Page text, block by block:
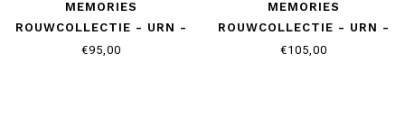
MEMORIES
ROUWCOLLECTIE - URN -
DUIVENPAAR
€95,00
MEMORIES
ROUWCOLLECTIE - URN -
LIBELLE
€105,00